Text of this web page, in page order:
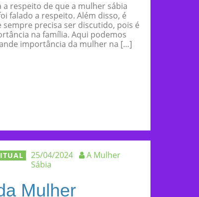
a respeito de que a mulher sábia
falado a respeito. Além disso, é
precisa ser discutido, pois é
na família. Aqui podemos
importância da mulher na […]
25/04/2024
A Mulher
Sábia
Mulher